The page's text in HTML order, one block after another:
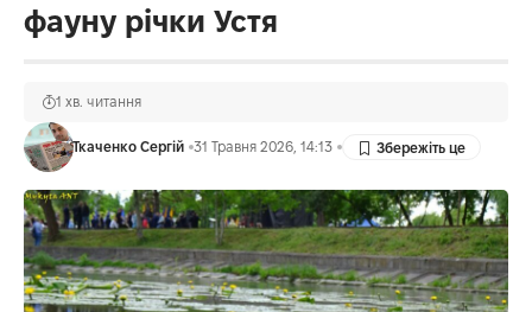
фауну річки Устя
Ткаченко Сергій 31 Травня 2026, 14:13
1 хв. читання